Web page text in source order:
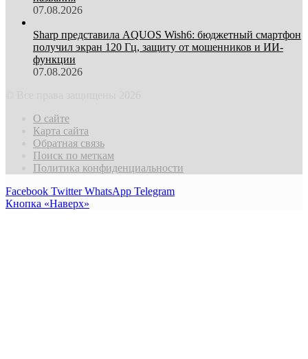
07.08.2026
Sharp представила AQUOS Wish6: бюджетный смартфон
получил экран 120 Гц, защиту от мошенников и ИИ-
функции
07.08.2026
О сайте
Карта сайта
Обратная связь
Поиск по меткам
Политика конфиденциальности
Facebook Twitter WhatsApp Telegram
Кнопка «Наверх»